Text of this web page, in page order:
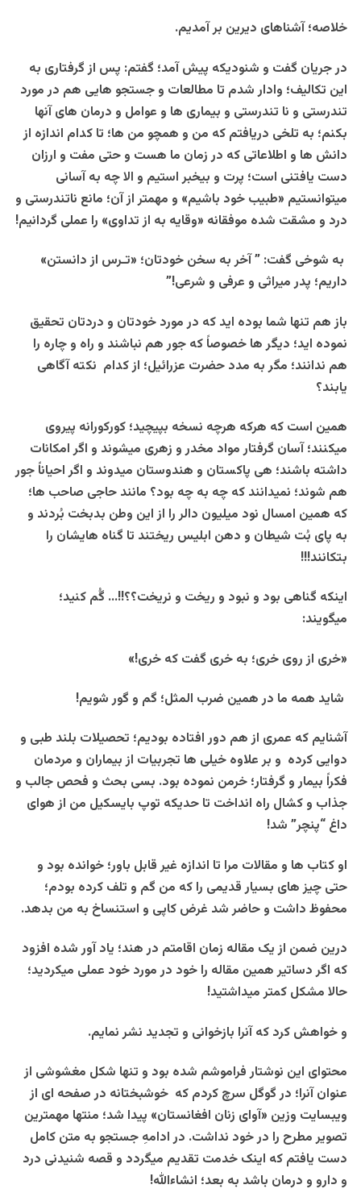
خلاصه؛ آشناهای دیرین بر آمدیم.
در جریان گفت و شنودیکه پیش آمد؛ گفتم: پس از گرفتاری به
این تکالیف؛ وادار شدم تا مطالعات و جستجو هایی هم در مورد
تندرستی و نا تندرستی و بیماری ها و عوامل و درمان های آنها
بکنم؛ به تلخی دریافتم که من و همچو من ها؛ تا کدام اندازه از
دانش ها و اطلاعاتی که در زمان ما هست و حتی مفت و ارزان
دست یافتنی است؛ پرت و بیخبر استیم و الا چه به آسانی
میتوانستیم «طبیب خود باشیم» و مهمتر از آن؛ مانع ناتندرستی و
درد و مشقت شده موفقانه «وقایه به از تداوی» را عملی گردانیم!
به شوخی گفت: ” آخر به سخن خودتان؛ «تـرس از دانستن»
داریم؛ پدر میراثی و عرفی و شرعی!”
باز هم تنها شما بوده اید که در مورد خودتان و دردتان تحقیق
نموده اید؛ دیگر ها خصوصاً که جور هم نباشند و راه و چاره را
هم ندانند؛ مگر به مدد حضرت عزرائیل؛ از کدام نکته آگاهی
یابند؟
همین است که هرکه هرچه نسخه بپیچید؛ کورکورانه پیروی
میکنند؛ آسان گرفتار مواد مخدر و زهری میشوند و اگر امکانات
داشته باشند؛ هی پاکستان و هندوستان میدوند و اگر احیاناً جور
هم شوند؛ نمیدانند که چه به چه بود؟ مانند حاجی صاحب ها؛
که همین امسال نود میلیون دالر را از این وطن بدبخت بُردند و
به پای بُت شیطان و دهن ابلیس ریختند تا گناه هایشان را
بتکانند!!!
اینکه گناهی بود و نبود و ریخت و نریخت؟؟!!… گُم کنید؛
میگویند:
«خری از روی خری؛ به خری گفت که خری!»
شاید همه ما در همین ضرب المثل؛ گم و گور شویم!
آشنایم که عمری از هم دور افتاده بودیم؛ تحصیلات بلند طبی و
دوایی کرده و بر علاوه خیلی ها تجربیات از بیماران و مردمان
فکراً بیمار و گرفتار؛ خرمن نموده بود. بسی بحث و فحص جالب و
جذاب و کشال راه انداخت تا حدیکه توپ بایسکیل من از هوای
داغ “پنچر” شد!
او کتاب ها و مقالات مرا تا اندازه غیر قابل باور؛ خوانده بود و
حتی چیز های بسیار قدیمی را که من گم و تلف کرده بودم؛
محفوظ داشت و حاضر شد غرض کاپی و استنساخ به من بدهد.
درین ضمن از یک مقاله زمان اقامتم در هند؛ یاد آور شده افزود
که اگر دساتیر همین مقاله را خود در مورد خود عملی میکردید؛
حالا مشکل کمتر میداشتید!
و خواهش کرد که آنرا بازخوانی و تجدید نشر نمایم.
محتوای این نوشتار فراموشم شده بود و تنها شکل مغشوشی از
عنوان آنرا؛ در گوگل سرچ کردم که خوشبختانه در صفحه ای از
ویبسایت وزین «آوای زنان افغانستان» پیدا شد؛ منتها مهمترین
تصویر مطرح را در خود نداشت. در ادامهِ جستجو به متن کامل
دست یافتم که اینک خدمت تقدیم میگردد و قصه شنیدنی درد
و دارو و درمان باشد به بعد؛ انشاءالله!